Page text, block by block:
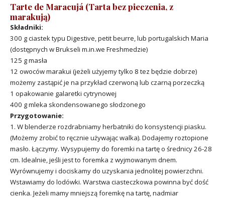
Tarte de Maracujá (Tarta bez pieczenia, z
marakują)
Składniki:
300 g ciastek typu Digestive, petit beurre, lub portugalskich Maria
(dostępnych w Brukseli m.in.we Freshmedzie)
125 g masła
12 owoców marakui (jeżeli użyjemy tylko 8 tez będzie dobrze)
możemy zastąpić je na przykład czerwoną lub czarną porzeczką
1 opakowanie galaretki cytrynowej
400 g mleka skondensowanego słodzonego
Przygotowanie:
1. W blenderze rozdrabniamy herbatniki do konsystencji piasku.
(Możemy zrobić to ręcznie używając walka). Dodajemy roztopione
masło. Łączymy. Wysypujemy do foremki na tartę o średnicy 26-28
cm. Idealnie, jeśli jest to foremka z wyjmowanym dnem.
Wyrównujemy i dociskamy do uzyskania jednolitej powierzchni.
Wstawiamy do lodówki. Warstwa ciasteczkowa powinna być dość
cienka. Jeżeli mamy mniejszą foremkę na tartę, nadmiar